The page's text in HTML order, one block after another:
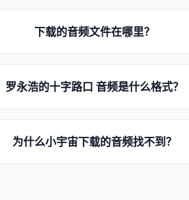
下载的音频文件在哪里？
罗永浩的十字路口 音频是什么格式？
为什么小宇宙下载的音频找不到？